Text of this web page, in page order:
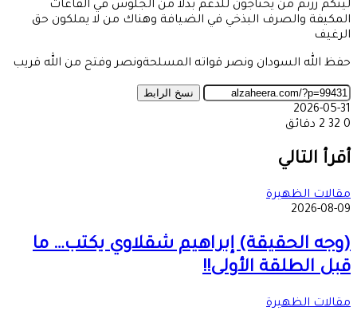
ليتكم زرتم من يحتاجون للدعم بدلا من الجلوس في القاعات
المكيفة والصرف البذخي في الضيافة وهناك من لا يملكون حق
الرغيف
حفظ الله السودان ونصر قواته المسلحةونصر وفتح من الله قريب
نسخ الرابط
2026-05-31
0
2 دقائق
عبر
البريد
أقرأ التالي
مقالات الظهيرة
2026-08-09
(وجه الحقيقة) إبراهيم شقلاوي يكتب… ما
قبل الطلقة الأولى!!
مقالات الظهيرة